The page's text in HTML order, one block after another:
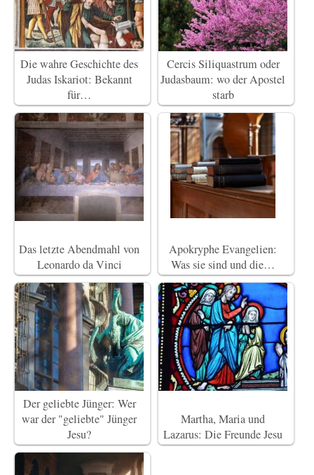
Die wahre Geschichte des
Judas Iskariot: Bekannt
für…
Cercis Siliquastrum oder
Judasbaum: wo der Apostel
starb
Das letzte Abendmahl von
Leonardo da Vinci
Apokryphe Evangelien:
Was sie sind und die…
Der geliebte Jünger: Wer
war der "geliebte" Jünger
Jesu?
Martha, Maria und
Lazarus: Die Freunde Jesu